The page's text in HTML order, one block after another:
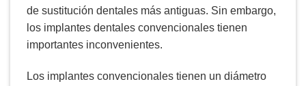
de sustitución dentales más antiguas. Sin embargo,
los implantes dentales convencionales tienen
importantes inconvenientes.
Los implantes convencionales tienen un diámetro